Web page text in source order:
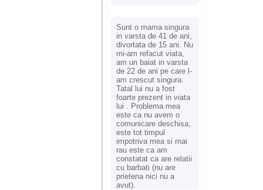
Sunt o mama singura
in varsta de 41 de ani,
divortata de 15 ani. Nu
mi-am refacut viata,
am un baiat in varsta
de 22 de ani pe care l-
am crescut singura.
Tatal lui nu a fost
foarte prezent in viata
lui . Problema mea
este ca nu avem o
comunicare deschisa,
este tot timpul
impotriva mea si mai
rau este ca am
constatat ca are relatii
cu barbati (nu are
prietena nici nu a
avut).